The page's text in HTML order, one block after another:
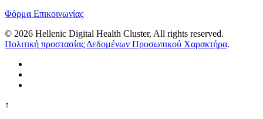
Φόρμα Επικοινωνίας
© 2026 Hellenic Digital Health Cluster, All rights reserved.
Πολιτική προστασίας Δεδομένων Προσωπικού Χαρακτήρα.
↑